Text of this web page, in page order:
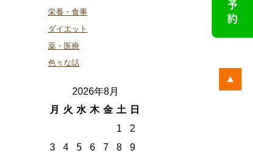
栄養・食事
ダイエット
薬・医療
色々な話
2026年8月
月
火 水 木 金 土
日
1
2
3
4 5 6 7 8
9